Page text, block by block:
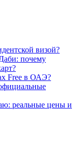
визой?
почему
Free в ОАЭ?
реальные цены и